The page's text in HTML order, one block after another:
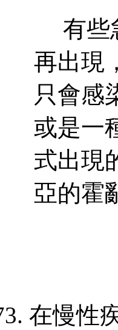
有些
再出現
只會感
或是一
式出現
亞的霍
在慢性